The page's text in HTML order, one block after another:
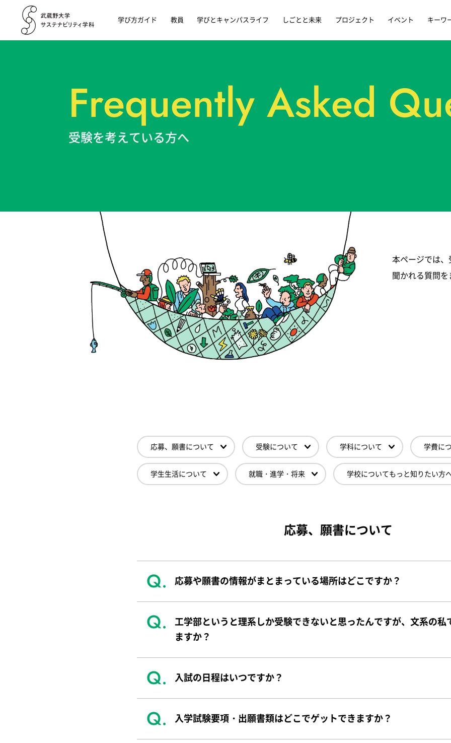
学び方ガイド 教員 学びとキャンパスライフ しごとと未来 プロジェクト イベント キーワ
Frequently Asked
受験を考えている方へ
本ページでは、
聞かれる質問を
応募、願書について 受験について 学科について 学費に
学生生活について 就職・進学・将来 学校についてもっと知りたい方
応募、願書について
応募や願書の情報がまとまっている場所はどこですか？
工学部というと理系しか受験できないと思ったんですが、文系の私
ますか？
入試の日程はいつですか？
入学試験要項・出願書類はどこでゲットできますか？